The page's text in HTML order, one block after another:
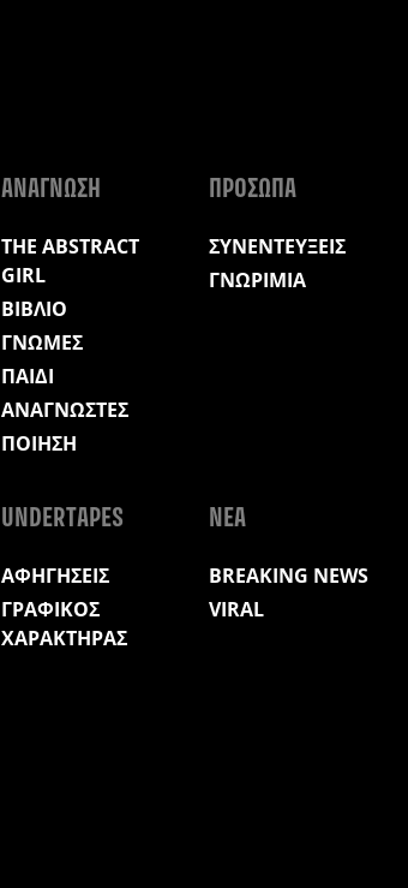
ΑΝΑΓΝΩΣΗ
THE ABSTRACT
GIRL
ΒΙΒΛΙΟ
ΓΝΩΜΕΣ
ΠΑΙΔΙ
ΑΝΑΓΝΩΣΤΕΣ
ΠΟΙΗΣΗ
ΠΡΟΣΩΠΑ
ΣΥΝΕΝΤΕΥΞΕΙΣ
ΓΝΩΡΙΜΙΑ
UNDERTAPES
ΑΦΗΓΗΣΕΙΣ
ΓΡΑΦΙΚΟΣ
ΧΑΡΑΚΤΗΡΑΣ
ΝΕΑ
BREAKING NEWS
VIRAL